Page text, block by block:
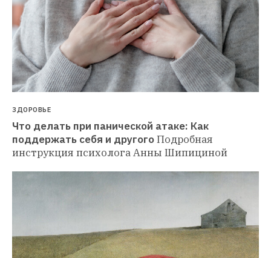
ЗДОРОВЬЕ
Что делать при панической атаке: Как
поддержать себя и другогоПодробная
инструкция психолога Анны Шипициной